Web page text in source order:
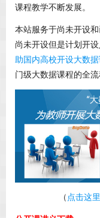
课程教学不断发展。
本站服务于尚未开设
尚未开设但是计划开
助国内高校开设大数
门级大数据课程的全流
（ 点击这